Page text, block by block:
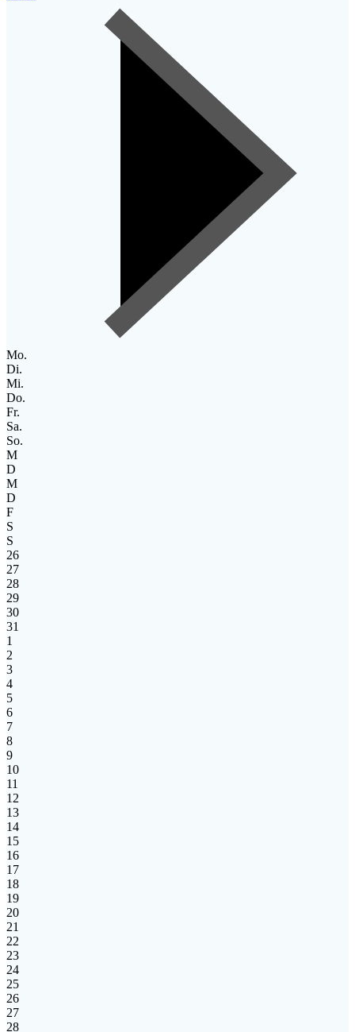
Mo.
Di.
Mi.
Do.
Fr.
Sa.
So.
M
D
M
D
F
S
S
26
27
28
29
30
31
1
2
3
4
5
6
7
8
9
10
11
12
13
14
15
16
17
18
19
20
21
22
23
24
25
26
27
28